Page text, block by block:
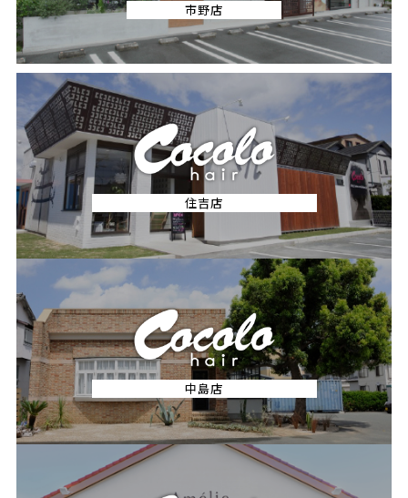
市野店
住吉店
中島店